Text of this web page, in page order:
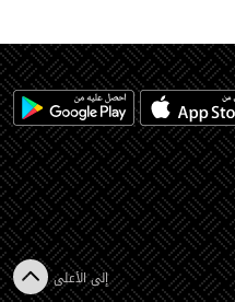
إلى الأعلى